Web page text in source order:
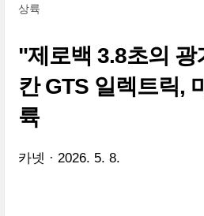
상륙
"제로백 3.8초의 광
칸 GTS 일렉트릭,
륙
카넷 2026. 5. 8.